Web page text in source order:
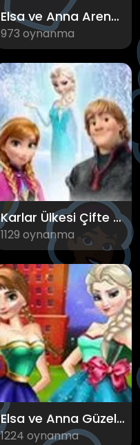
Elsa ve Anna Arendelle Diyarı
973 oynanma
Karlar Ülkesi Çifte Bela
1129 oynanma
Elsa ve Anna Güzellik Salonunda
1224 oynanma